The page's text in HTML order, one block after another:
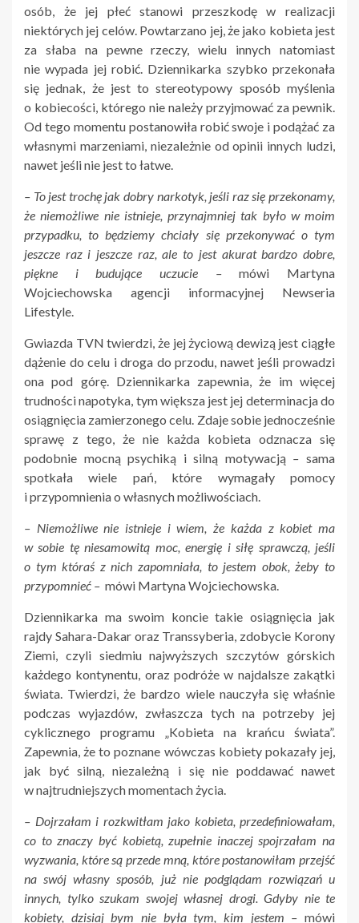
osób, że jej płeć stanowi przeszkodę w realizacji
niektórych jej celów. Powtarzano jej, że jako kobieta jest
za słaba na pewne rzeczy, wielu innych natomiast
nie wypada jej robić. Dziennikarka szybko przekonała
się jednak, że jest to stereotypowy sposób myślenia
o kobiecości, którego nie należy przyjmować za pewnik.
Od tego momentu postanowiła robić swoje i podążać za
własnymi marzeniami, niezależnie od opinii innych ludzi,
nawet jeśli nie jest to łatwe.
– To jest trochę jak dobry narkotyk, jeśli raz się przekonamy,
że niemożliwe nie istnieje, przynajmniej tak było w moim
przypadku, to będziemy chciały się przekonywać o tym
jeszcze raz i jeszcze raz, ale to jest akurat bardzo dobre,
piękne i budujące uczucie –mówi Martyna
Wojciechowska agencji informacyjnej Newseria
Lifestyle.
Gwiazda TVN twierdzi, że jej życiową dewizą jest ciągłe
dążenie do celu i droga do przodu, nawet jeśli prowadzi
ona pod górę. Dziennikarka zapewnia, że im więcej
trudności napotyka, tym większa jest jej determinacja do
osiągnięcia zamierzonego celu. Zdaje sobie jednocześnie
sprawę z tego, że nie każda kobieta odznacza się
podobnie mocną psychiką i silną motywacją – sama
spotkała wiele pań, które wymagały pomocy
i przypomnienia o własnych możliwościach.
– Niemożliwe nie istnieje i wiem, że każda z kobiet ma
w sobie tę niesamowitą moc, energię i siłę sprawczą, jeśli
o tym któraś z nich zapomniała, to jestem obok, żeby to
przypomnieć – mówi Martyna Wojciechowska.
Dziennikarka ma swoim koncie takie osiągnięcia jak
rajdy Sahara-Dakar oraz Transsyberia, zdobycie Korony
Ziemi, czyli siedmiu najwyższych szczytów górskich
każdego kontynentu, oraz podróże w najdalsze zakątki
świata. Twierdzi, że bardzo wiele nauczyła się właśnie
podczas wyjazdów, zwłaszcza tych na potrzeby jej
cyklicznego programu „Kobieta na krańcu świata”.
Zapewnia, że to poznane wówczas kobiety pokazały jej,
jak być silną, niezależną i się nie poddawać nawet
w najtrudniejszych momentach życia.
– Dojrzałam i rozkwitłam jako kobieta, przedefiniowałam,
co to znaczy być kobietą, zupełnie inaczej spojrzałam na
wyzwania, które są przede mną, które postanowiłam przejść
na swój własny sposób, już nie podglądam rozwiązań u
innych, tylko szukam swojej własnej drogi. Gdyby nie te
kobiety, dzisiaj bym nie była tym, kim jestem – mówi